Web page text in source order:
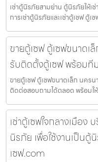
เช่าตู้นิรภัยสามย่าน ตู้นิรภัยให้เ
การเช่าตู้นิรภัยและเช่าตู้เซฟ ตู้
ขายตู้เซฟ ตู้เซฟขนาด
รับติดตั้งตู้เซฟ พร้อมที
ขายตู้เซฟ ตู้เซฟขนาดเล็ก นคร
ติดต่อสอบถามได้ตลอด พร้อมใ
เช่าตู้เซฟใจกลางเมือง
นิรภัย เพื่อใช้งานเป็น
เซฟ.com